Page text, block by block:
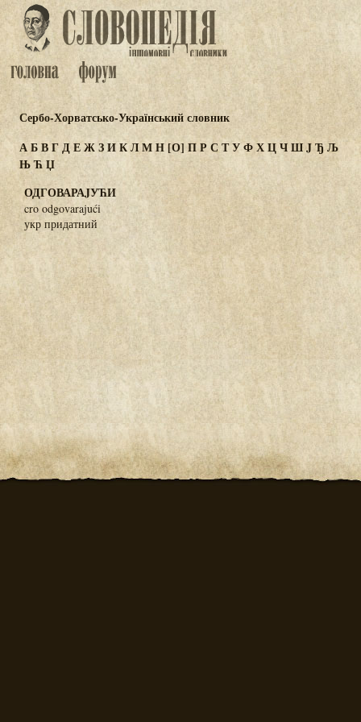
Сербо-Хорватсько-Український словник
АБВГДЕЖЗИКЛМН[О] ПР С ТУФХЦЧШJЂЉ
ЊЋЏ
ОДГОВАРАJУЋИ
cro odgovarajući
укр придатний